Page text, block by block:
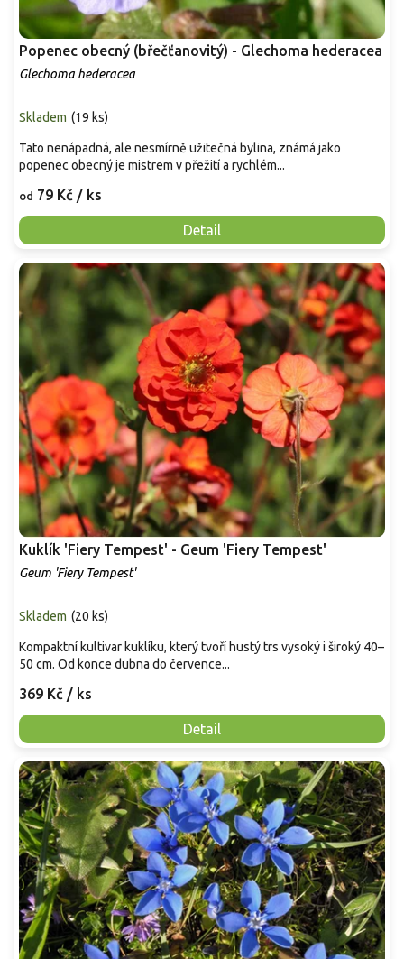
Popenec obecný (břečťanovitý) - Glechoma hederacea
Glechoma hederacea
Skladem (19 ks)
od 79 Kč / ks
Detail
Tato nenápadná, ale nesmírně užitečná bylina, známá jako
popenec obecný je mistrem v přežití a rychlém...
Kuklík 'Fiery Tempest' - Geum 'Fiery Tempest'
Geum 'Fiery Tempest'
Skladem (20 ks)
369 Kč / ks
Detail
Kompaktní kultivar kuklíku, který tvoří hustý trs vysoký i široký 40–
50 cm. Od konce dubna do července...